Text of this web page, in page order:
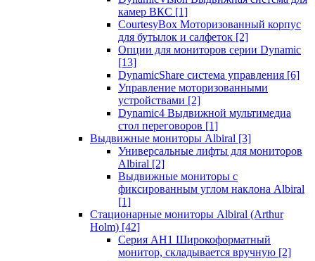
камер ВКС [1]
CourtesyBox Моторизованный корпус
для бутылок и салфеток [2]
Опции для мониторов серии Dynamic
[13]
DynamicShare система управления [6]
Управление моторизованными
устройствами [2]
Dynamic4 Выдвижной мультимедиа
стол переговоров [1]
Выдвижные мониторы Albiral [3]
Универсальные лифты для мониторов
Albiral [2]
Выдвижные мониторы с
фиксированным углом наклона Albiral
[1]
Стационарные мониторы Albiral (Arthur
Holm) [42]
Серия AH1 Широкоформатный
монитор, складывается вручную [2]